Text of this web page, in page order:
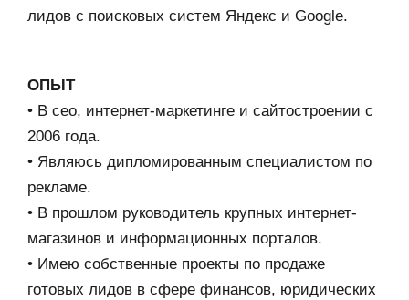
лидов с поисковых систем Яндекс и Google.
ОПЫТ
• В сео, интернет-маркетинге и сайтостроении с
2006 года.
• Являюсь дипломированным специалистом по
рекламе.
• В прошлом руководитель крупных интернет-
магазинов и информационных порталов.
• Имею собственные проекты по продаже
готовых лидов в сфере финансов, юридических